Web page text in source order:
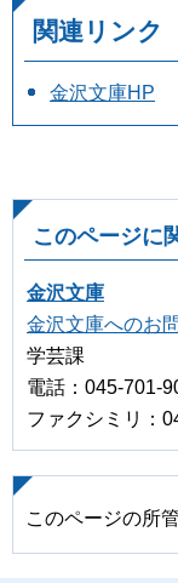
関連リンク
金沢文庫HP
このページに
金沢文庫
金沢文庫へのお
学芸課
電話：045-701-
ファクシミリ：
このページの所